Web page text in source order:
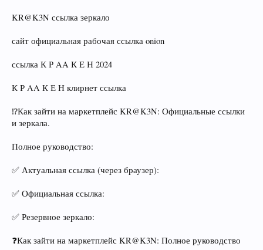
KR@K3N ссылка зеркало
сайт официальная рабочая ссылка onion
ссылка К Р AA К Е Н 2024
К Р AA К Е Н клирнет ссылка
⁉Как зайти на маркетплейс KR@K3N: Официальные ссылки
и зеркала.
Полное руководство:
✅ Актуальная ссылка (через браузер):
✅ Официальная ссылка:
✅ Резервное зеркало:
❓Как зайти на маркетплейс KR@K3N: Полное руководство